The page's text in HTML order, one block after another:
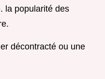
la popularité des
décontracté ou une